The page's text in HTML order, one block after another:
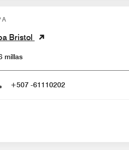
Bristol
millas
+507 -61110202